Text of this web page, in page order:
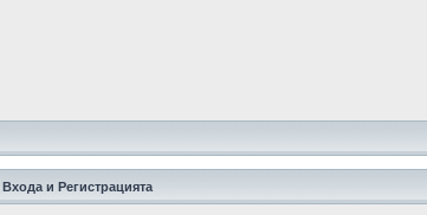
и Регистрацията